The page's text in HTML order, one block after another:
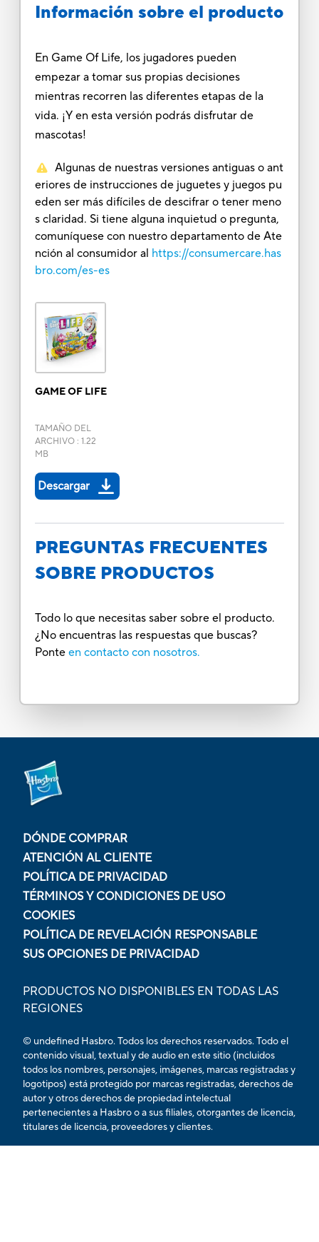
Información sobre el producto
En Game Of Life, los jugadores pueden
empezar a tomar sus propias decisiones
mientras recorren las diferentes etapas de la
vida. ¡Y en esta versión podrás disfrutar de
mascotas!
Algunas de nuestras versiones antiguas o ant
eriores de instrucciones de juguetes y juegos pu
eden ser más difíciles de descifrar o tener meno
s claridad. Si tiene alguna inquietud o pregunta,
comuníquese con nuestro departamento de Ate
nción al consumidor al https://consumercare.has
bro.com/es-es
GAME OF LIFE
TAMAÑO DEL
ARCHIVO: 1.22
MB
Descargar
PREGUNTAS FRECUENTES
SOBRE PRODUCTOS
Todo lo que necesitas saber sobre el producto.
¿No encuentras las respuestas que buscas?
Ponte en contacto con nosotros.
DÓNDE COMPRAR
ATENCIÓN AL CLIENTE
POLÍTICA DE PRIVACIDAD
TÉRMINOS Y CONDICIONES DE USO
COOKIES
POLÍTICA DE REVELACIÓN RESPONSABLE
SUS OPCIONES DE PRIVACIDAD
PRODUCTOS NO DISPONIBLES EN TODAS LAS
REGIONES
© undefined Hasbro. Todos los derechos reservados. Todo el
contenido visual, textual y de audio en este sitio (incluidos
todos los nombres, personajes, imágenes, marcas registradas y
logotipos) está protegido por marcas registradas, derechos de
autor y otros derechos de propiedad intelectual
pertenecientes a Hasbro o a sus filiales, otorgantes de licencia,
titulares de licencia, proveedores y clientes.